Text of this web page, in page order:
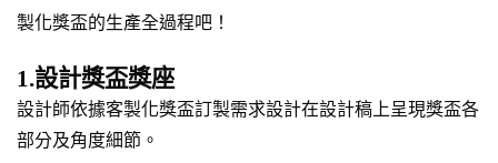
製化獎盃的生產全過程吧！
1.設計獎盃獎座
設計師依據客製化獎盃訂製需求設計在設計稿上呈現獎盃各
部分及角度細節。